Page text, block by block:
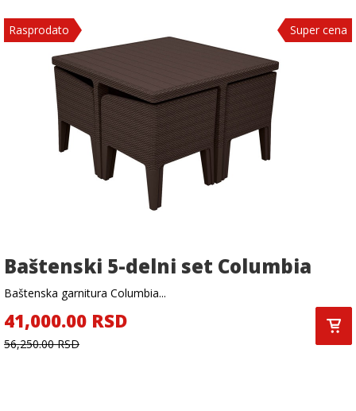
Super cena
Rasprodato
Baštenski 5-delni set Columbia
Baštenska garnitura Columbia...
41,000.00 RSD
56,250.00 RSD